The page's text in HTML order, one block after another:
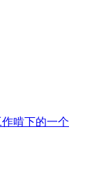
啃下的一个